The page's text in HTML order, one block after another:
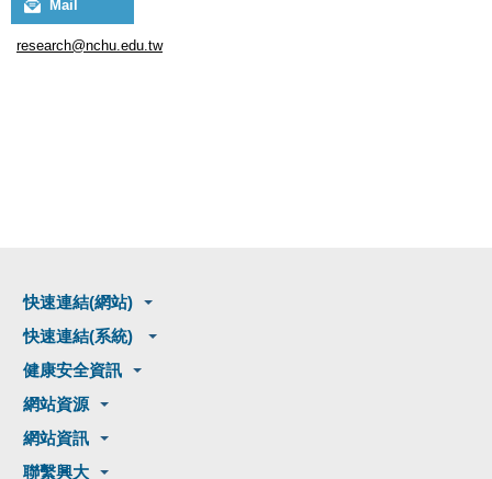
Mail
research@nchu.edu.tw
快速連結(網站)
快速連結(系統)
健康安全資訊
網站資源
網站資訊
聯繫興大